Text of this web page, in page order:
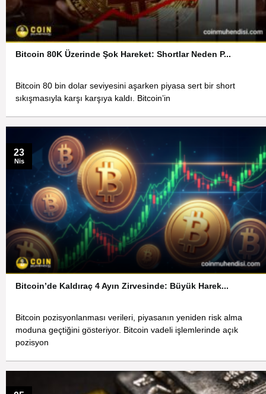
Bitcoin 80K Üzerinde Şok Hareket: Shortlar Neden P...
Bitcoin 80 bin dolar seviyesini aşarken piyasa sert bir short
sıkışmasıyla karşı karşıya kaldı. Bitcoin’in
Bitcoin’de Kaldıraç 4 Ayın Zirvesinde: Büyük Harek...
Bitcoin pozisyonlanması verileri, piyasanın yeniden risk alma
moduna geçtiğini gösteriyor. Bitcoin vadeli işlemlerinde açık
pozisyon
23
Nis